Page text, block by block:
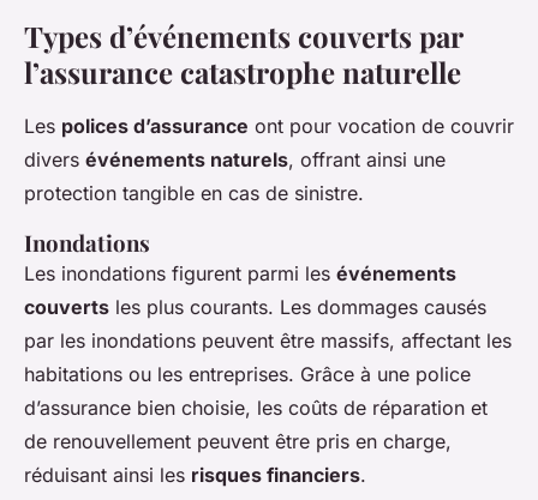
Types d’événements couverts par
l’assurance catastrophe naturelle
Les polices d’assurance ont pour vocation de couvrir
divers événements naturels, offrant ainsi une
protection tangible en cas de sinistre.
Inondations
Les inondations figurent parmi les événements
couverts les plus courants. Les dommages causés
par les inondations peuvent être massifs, affectant les
habitations ou les entreprises. Grâce à une police
d’assurance bien choisie, les coûts de réparation et
de renouvellement peuvent être pris en charge,
réduisant ainsi les risques financiers.